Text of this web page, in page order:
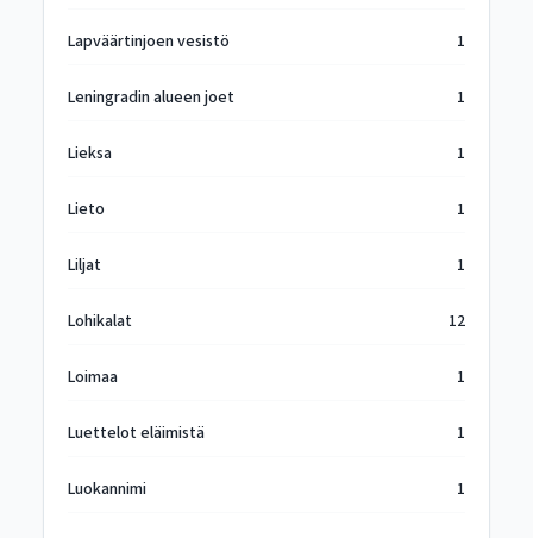
Lapväärtinjoen vesistö 1
Leningradin alueen joet 1
Lieksa 1
Lieto 1
Liljat 1
Lohikalat 12
Loimaa 1
Luettelot eläimistä 1
Luokannimi 1